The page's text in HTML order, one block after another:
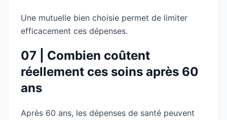
Une mutuelle bien choisie permet de limiter
efficacement ces dépenses.
07 | Combien coûtent
réellement ces soins après 60
ans
Après 60 ans, les dépenses de santé peuvent